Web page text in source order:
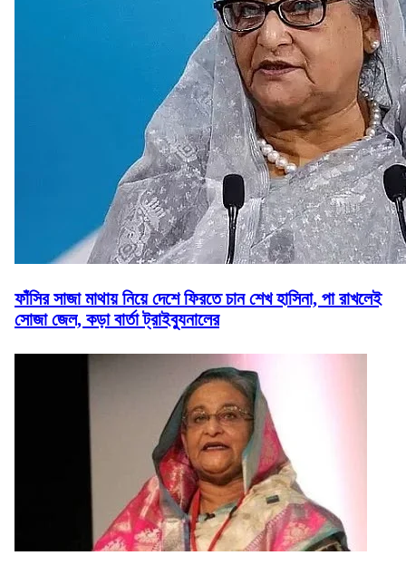
ফাঁসির সাজা মাথায় নিয়ে দেশে ফিরতে চান শেখ হাসিনা, পা রাখলেই
সোজা জেল, কড়া বার্তা ট্রাইব্যুনালের